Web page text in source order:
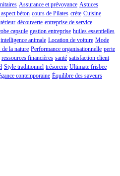
Assurance et prévoyance Astuces
béton cours de Pilates crète Cuisine
découverte entreprise de service
capsule gestion entreprise huiles essentielles
intelligence animale Location de voiture Mode
de la nature Performance organisationnelle perte
ressources financières santé satisfaction client
Style traditionnel trésorerie Ultimate frisbee
contemporaine Équilibre des saveurs